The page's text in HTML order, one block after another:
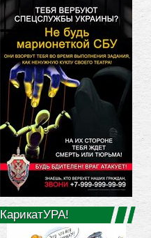
КарикатУРА!